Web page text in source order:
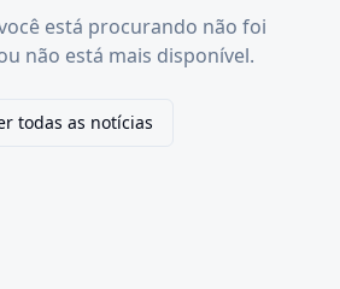
está procurando não foi
não está mais disponível.
todas as notícias